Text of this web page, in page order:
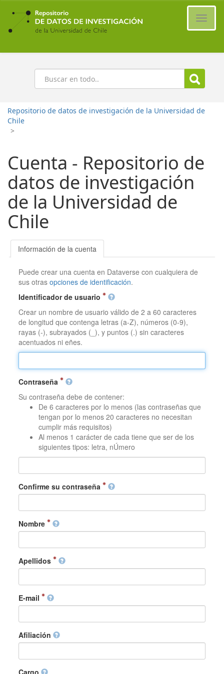
Ir
contenido
principal
Buscar
Repositorio de datos de investigación de la Universidad de
Chile
>
Cuenta - Repositorio de
datos de investigación
de la Universidad de
Chile
Información de la cuenta
Puede crear una cuenta en Dataverse con cualquiera de
sus otrasopciones de identificación.
Identificador de usuario
Crear un nombre de usuario válido de 2 a 60 caracteres
de longitud que contenga letras (a-Z), números (0-9),
rayas (-), subrayados (_), y puntos (.) sin caracteres
acentuados ni eñes.
Contraseña
Su contraseña debe de contener:
De 6 caracteres por lo menos (las contraseñas que
tengan por lo menos 20 caracteres no necesitan
cumplir más requisitos)
Al menos 1 carácter de cada tiene que ser de los
siguientes tipos: letra, nÚmero
Confirme su contraseña
Nombre
Apellidos
E-mail
Afiliación
Cargo